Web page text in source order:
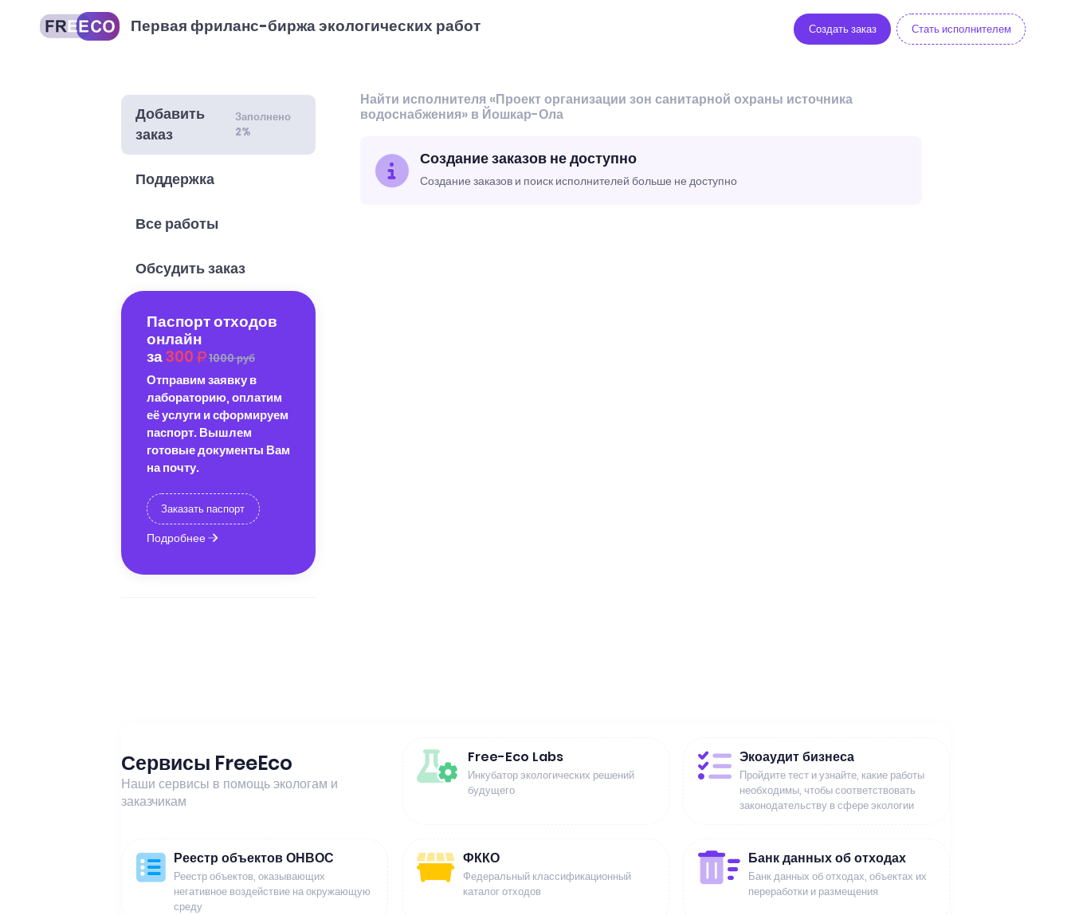
Первая фриланс-биржа экологических работ Создать заказ Стать исполнителем
Добавить
заказ
Заполнено
2%
Поддержка
Все работы
Обсудить заказ
Паспорт отходов
онлайн
за300 1000 руб
Отправим заявку в
лабораторию, оплатим
её услуги и сформируем
паспорт. Вышлем
готовые документы Вам
на почту.
Заказать паспорт
Подробнее
Найти исполнителя «Проект организации зон санитарной охраны источника
водоснабжения» в Йошкар-Ола
Создание заказов не доступно
Создание заказов и поиск исполнителей больше не доступно
Сервисы FreeEco
Наши сервисы в помощь экологам и
заказчикам
Free-Eco Labs
Инкубатор экологических решений
будущего
Экоаудит бизнеса
Пройдите тест и узнайте, какие работы
необходимы, чтобы соответствовать
законодательству в сфере экологии
Реестр объектов ОНВОС
Реестр объектов, оказывающих
негативное воздействие на окружающую
среду
ФККО
Федеральный классификационный
каталог отходов
Банк данных об отходах
Банк данных об отходах, объектах их
переработки и размещения